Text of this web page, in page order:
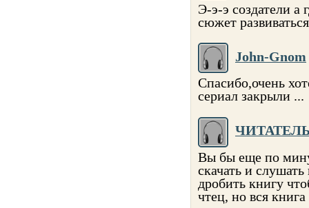
Э-э-э создатели а
сюжет
John-Gnom
Спасибо,очень
сериал закрыли ...
Вы бы еще по
скачать и
дробить книгу
чтец, но вся